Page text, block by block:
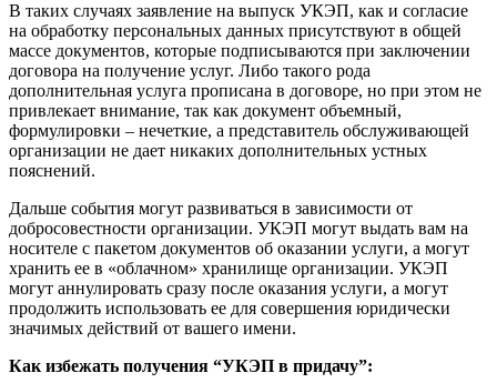
В таких случаях заявление на выпуск УКЭП, как и согласие
на обработку персональных данных присутствуют в общей
массе документов, которые подписываются при заключении
договора на получение услуг. Либо такого рода
дополнительная услуга прописана в договоре, но при этом не
привлекает внимание, так как документ объемный,
формулировки – нечеткие, а представитель обслуживающей
организации не дает никаких дополнительных устных
пояснений.
Дальше события могут развиваться в зависимости от
добросовестности организации. УКЭП могут выдать вам на
носителе с пакетом документов об оказании услуги, а могут
хранить ее в «облачном» хранилище организации. УКЭП
могут аннулировать сразу после оказания услуги, а могут
продолжить использовать ее для совершения юридически
значимых действий от вашего имени.
Как избежать получения “УКЭП в придачу”: